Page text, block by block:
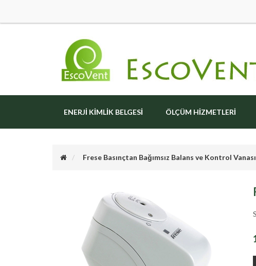
ENERJI KIMLIK BELGESI ÖLÇÜM HIZMETLERI
Frese Basınçtan Bağımsız Balans ve Kontrol Vanası